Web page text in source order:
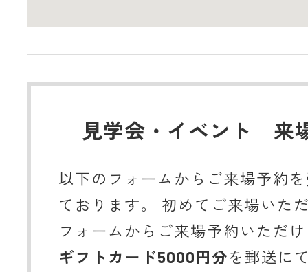
見学会・イベント 来
以下のフォームからご来場予約
ております。 初めてご来場いた
フォームからご来場予約いただ
ギフトカード5000円分を郵送に